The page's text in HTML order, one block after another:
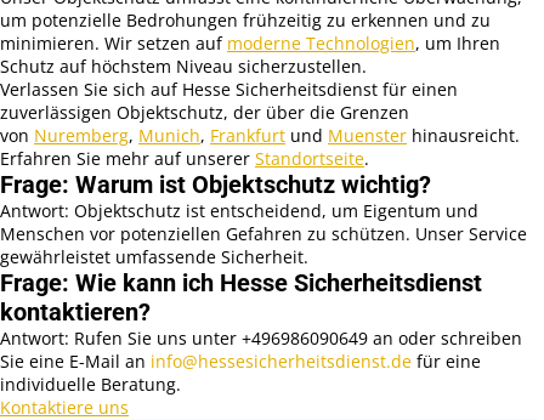
um potenzielle Bedrohungen frühzeitig zu erkennen und zu
minimieren. Wir setzen auf moderne Technologien, um Ihren
Schutz auf höchstem Niveau sicherzustellen.
Verlassen Sie sich auf Hesse Sicherheitsdienst für einen
zuverlässigen Objektschutz, der über die Grenzen
von Nuremberg, Munich, Frankfurt und Muenster hinausreicht.
Erfahren Sie mehr auf unserer Standortseite.
Frage: Warum ist Objektschutz wichtig?
Antwort: Objektschutz ist entscheidend, um Eigentum und
Menschen vor potenziellen Gefahren zu schützen. Unser Service
gewährleistet umfassende Sicherheit.
Frage: Wie kann ich Hesse Sicherheitsdienst
kontaktieren?
Antwort: Rufen Sie uns unter +496986090649 an oder schreiben
Sie eine E-Mail an info@hessesicherheitsdienst.de für eine
individuelle Beratung.
Kontaktiere uns